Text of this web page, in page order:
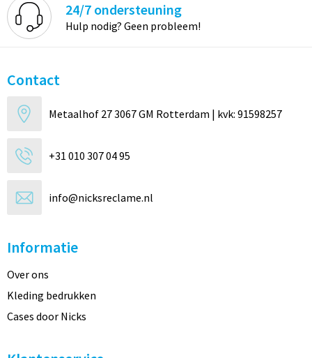
24/7 ondersteuning
Hulp nodig? Geen probleem!
Contact
Metaalhof 27 3067 GM Rotterdam | kvk: 91598257
+31 010 307 04 95
info@nicksreclame.nl
Informatie
Over ons
Kleding bedrukken
Cases door Nicks